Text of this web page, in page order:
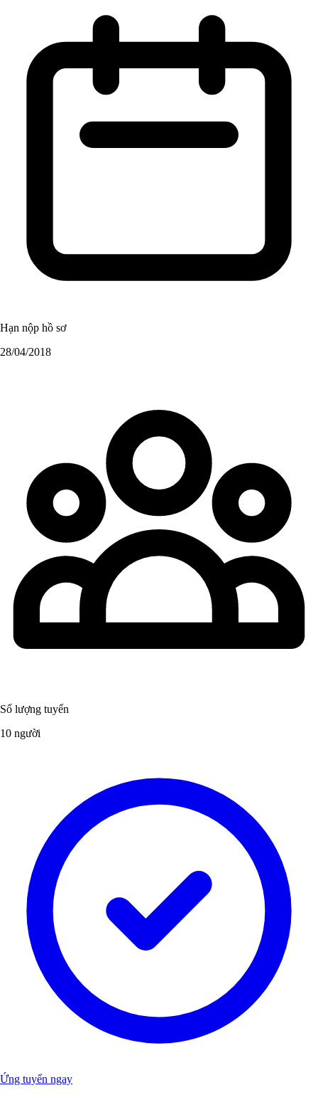
Hạn nộp hồ sơ
28/04/2018
Số lượng tuyển
10 người
Ứng tuyển ngay